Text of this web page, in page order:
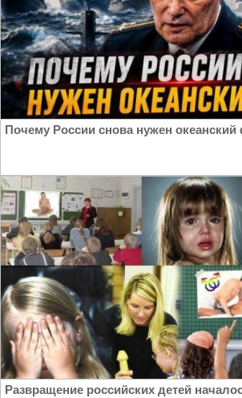
Почему России снова нужен океанский
Развращение российских детей